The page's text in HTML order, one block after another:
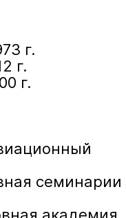
г.
г.
г.
семинарии